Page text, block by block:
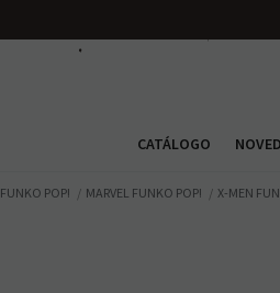
CATÁLOGO
FUNKO POP! MARVEL FUNKO POP! X-MEN